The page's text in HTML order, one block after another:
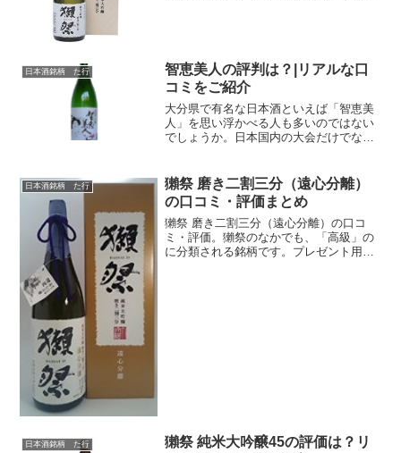
日本酒銘柄 た行
智恵美人の評判は？|リアルな口
コミをご紹介
大分県で有名な日本酒といえば「智恵美
人」を思い浮かべる人も多いのではない
でしょうか。日本国内の大会だけでな
美人のリアルな口コミ・評判をご紹介し
ます！これから智恵美人を選...
日本酒銘柄 た行
獺祭 磨き二割三分（遠心分離）
の口コミ・評価まとめ
獺祭 磨き二割三分（遠心分離）の口コ
ミ・評価。獺祭のなかでも、「高級」の
に分類される銘柄です。プレゼント用は
日本酒銘柄 た行
獺祭 純米大吟醸45の評価は？リ